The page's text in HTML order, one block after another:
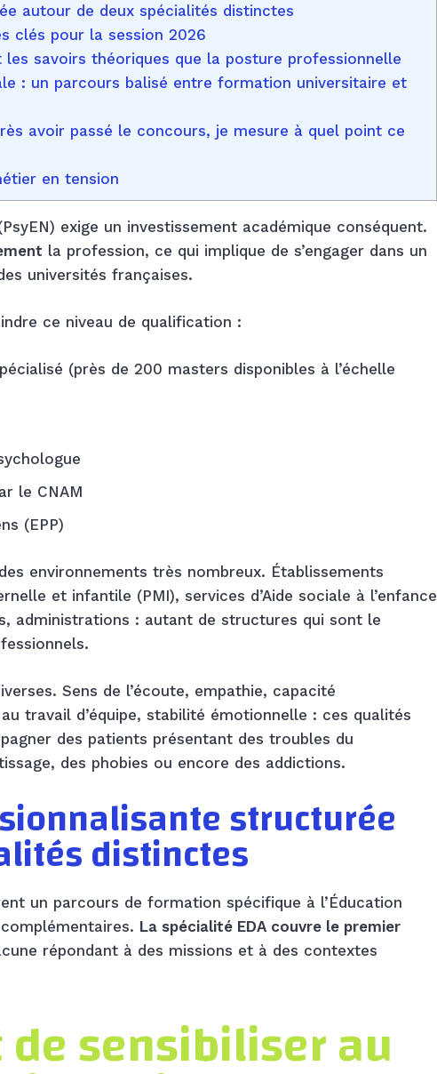
autour de deux spécialités distinctes
clés pour la session 2026
savoirs théoriques que la posture professionnelle
: un parcours balisé entre formation universitaire et
avoir passé le concours, je mesure à quel point ce
en tension
exige un investissement académique conséquent.
la profession, ce qui implique de s’engager dans un
universités françaises.
ce niveau de qualification :
(près de 200 masters disponibles à l’échelle
le CNAM
(EPP)
environnements très nombreux. Établissements
et infantile (PMI), services d’Aide sociale à l’enfance
administrations : autant de structures qui sont le
Sens de l’écoute, empathie, capacité
travail d’équipe, stabilité émotionnelle : ces qualités
des patients présentant des troubles du
des phobies ou encore des addictions.
structurée
distinctes
un parcours de formation spécifique à l’Éducation
La spécialité EDA couvre le premier
répondant à des missions et à des contextes
de sensibiliser au